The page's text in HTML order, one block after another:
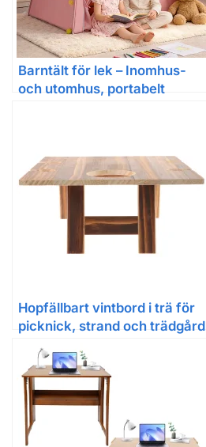
Barntält för lek – Inomhus-
och utomhus, portabelt
Hopfällbart vintbord i trä för
picknick, strand och trädgård